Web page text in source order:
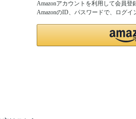
Amazonアカウントを利用して会員登
AmazonのID、パスワードで、ログイ